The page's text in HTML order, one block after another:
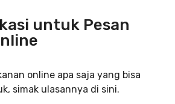
untuk Pesan
online apa saja yang bisa
simak ulasannya di sini.